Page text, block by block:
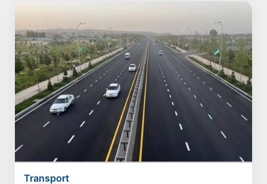
Transport